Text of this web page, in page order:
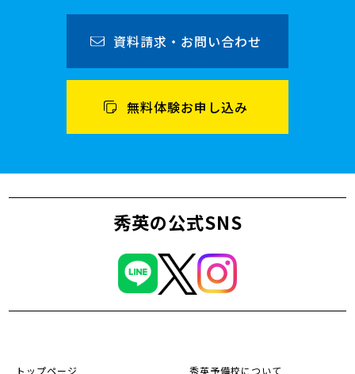
資料請求・お問い合わせ
無料体験お申し込み
秀英の公式SNS
トップページ 秀英予備校について